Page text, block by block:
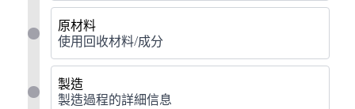
原材料
使用回收材料/成分
製造
製造過程的詳細信息